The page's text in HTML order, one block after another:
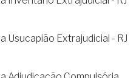
Usucapião Extrajudicial - RJ